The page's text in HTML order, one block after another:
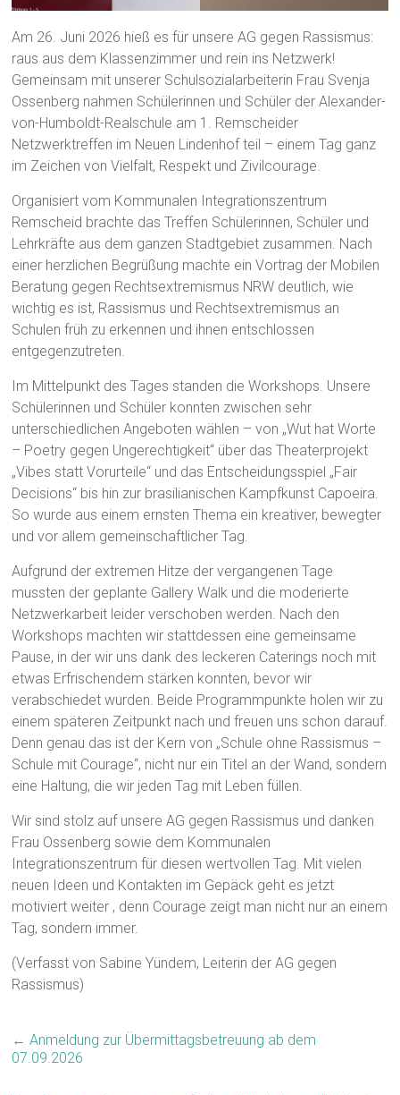
Am 26. Juni 2026 hieß es für unsere AG gegen Rassismus:
raus aus dem Klassenzimmer und rein ins Netzwerk!
Gemeinsam mit unserer Schulsozialarbeiterin Frau Svenja
Ossenberg nahmen Schülerinnen und Schüler der Alexander-
von-Humboldt-Realschule am 1. Remscheider
Netzwerktreffen im Neuen Lindenhof teil – einem Tag ganz
im Zeichen von Vielfalt, Respekt und Zivilcourage.
Organisiert vom Kommunalen Integrationszentrum
Remscheid brachte das Treffen Schülerinnen, Schüler und
Lehrkräfte aus dem ganzen Stadtgebiet zusammen. Nach
einer herzlichen Begrüßung machte ein Vortrag der Mobilen
Beratung gegen Rechtsextremismus NRW deutlich, wie
wichtig es ist, Rassismus und Rechtsextremismus an
Schulen früh zu erkennen und ihnen entschlossen
entgegenzutreten.
Im Mittelpunkt des Tages standen die Workshops. Unsere
Schülerinnen und Schüler konnten zwischen sehr
unterschiedlichen Angeboten wählen – von „Wut hat Worte
– Poetry gegen Ungerechtigkeit“ über das Theaterprojekt
„Vibes statt Vorurteile“ und das Entscheidungsspiel „Fair
Decisions“ bis hin zur brasilianischen Kampfkunst Capoeira.
So wurde aus einem ernsten Thema ein kreativer, bewegter
und vor allem gemeinschaftlicher Tag.
Aufgrund der extremen Hitze der vergangenen Tage
mussten der geplante Gallery Walk und die moderierte
Netzwerkarbeit leider verschoben werden. Nach den
Workshops machten wir stattdessen eine gemeinsame
Pause, in der wir uns dank des leckeren Caterings noch mit
etwas Erfrischendem stärken konnten, bevor wir
verabschiedet wurden. Beide Programmpunkte holen wir zu
einem späteren Zeitpunkt nach und freuen uns schon darauf.
Denn genau das ist der Kern von „Schule ohne Rassismus –
Schule mit Courage“, nicht nur ein Titel an der Wand, sondern
eine Haltung, die wir jeden Tag mit Leben füllen.
Wir sind stolz auf unsere AG gegen Rassismus und danken
Frau Ossenberg sowie dem Kommunalen
Integrationszentrum für diesen wertvollen Tag. Mit vielen
neuen Ideen und Kontakten im Gepäck geht es jetzt
motiviert weiter , denn Courage zeigt man nicht nur an einem
Tag, sondern immer.
(Verfasst von Sabine Yündem, Leiterin der AG gegen
Rassismus)
← Anmeldung zur Übermittagsbetreuung ab dem
07.09.2026